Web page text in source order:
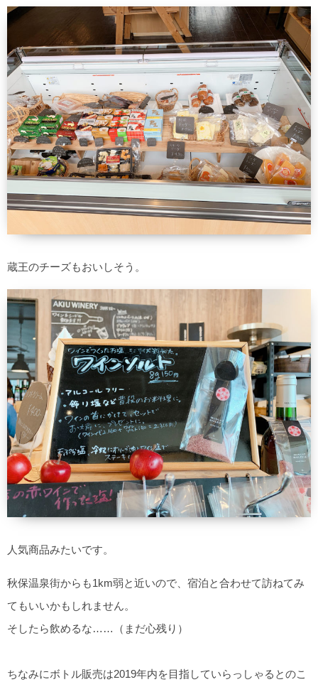
蔵王のチーズもおいしそう。
人気商品みたいです。
秋保温泉街からも1km弱と近いので、宿泊と合わせて訪ねてみ
てもいいかもしれません。
そしたら飲めるな……（まだ心残り）
ちなみにボトル販売は2019年内を目指していらっしゃるとのこ